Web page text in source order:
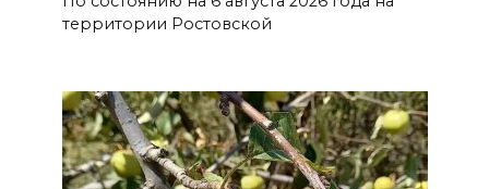
территории Ростовской